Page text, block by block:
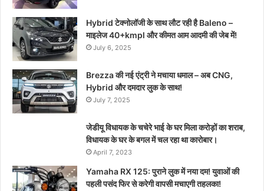
Hybrid टेक्नोलॉजी के साथ लौट रही है Baleno –
माइलेज 40+kmpl और कीमत आम आदमी की जेब में!
July 6, 2025
Brezza की नई एंट्री ने मचाया धमाल – अब CNG,
Hybrid और दमदार लुक के साथ!
July 7, 2025
जेडीयू विधायक के चचेरे भाई के घर मिला करोड़ों का शराब,
विधायक के घर के बगल में चल रहा था कारोबार।
April 7, 2023
Yamaha RX 125: पुराने लुक में नया दम! युवाओं की
पहली पसंद फिर से करेगी वापसी मचाएगी तहलका!